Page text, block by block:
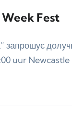
Fest
запрошує
uur